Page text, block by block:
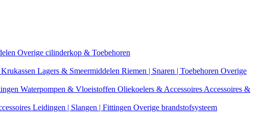
Overige cilinderkop & Toebehoren
Lagers & Smeermiddelen Riemen | Snaren | Toebehoren Overige
Waterpompen & Vloeistoffen Oliekoelers & Accessoires Accessoires &
Leidingen | Slangen | Fittingen Overige brandstofsysteem